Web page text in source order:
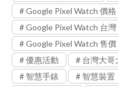
Google Pixel Watch 價格
Google Pixel Watch 台灣
Google Pixel Watch 售價
優惠活動
台灣大哥
智慧手錶
智慧裝置